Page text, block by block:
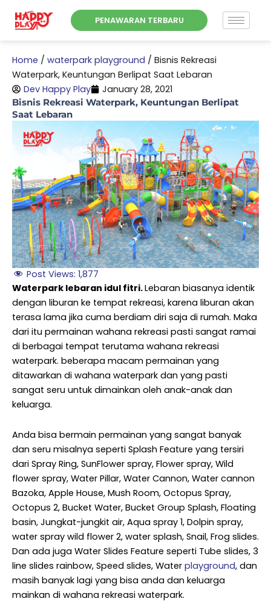
PENAWARAN TERBARU
Home / waterpark playground / Bisnis Rekreasi
Waterpark, Keuntungan Berlipat Saat Lebaran
Dev Happy Play
January 28, 2021
Bisnis Rekreasi Waterpark, Keuntungan Berlipat
Saat Lebaran
Post Views: 1,877
Waterpark lebaran idul fitri.Lebaran biasanya identik
dengan liburan ke tempat rekreasi, karena liburan akan
terasa lama jika cuma berdiam diri saja di rumah. Maka
dari itu permainan wahana rekreasi pasti sangat ramai
di berbagai tempat terutama wahana rekreasi
waterpark. beberapa macam permainan yang
ditawarkan di wahana waterpark dan yang pasti
sangat seru untuk dimainkan oleh anak-anak dan
keluarga.
Anda bisa bermain permainan yang sangat banyak
dan seru misalnya seperti Splash Feature yang tersiri
dari Spray Ring, SunFlower spray, Flower spray, Wild
flower spray, Water Pillar, Water Cannon, Water cannon
Bazoka, Apple House, Mush Room, Octopus Spray,
Octopus 2, Bucket Water, Bucket Group Splash, Floating
basin, Jungkat-jungkit air, Aqua spray 1, Dolpin spray,
water spray wild flower 2, water splash, Snail, Frog slides.
Dan ada juga Water Slides Feature seperti Tube slides, 3
line slides rainbow, Speed slides, Water playground, dan
masih banyak lagi yang bisa anda dan keluarga
mainkan di wahana rekreasi waterpark.